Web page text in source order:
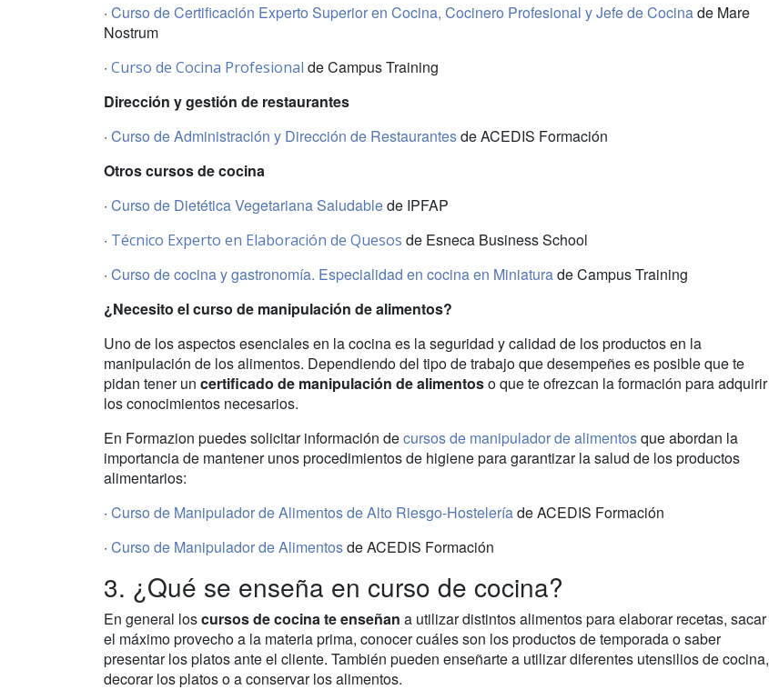
· Curso de Certificación Experto Superior en Cocina, Cocinero Profesional y Jefe de Cocinade Mare
Nostrum
· Curso de Cocina Profesional de Campus Training
Dirección y gestión de restaurantes
· Curso de Administración y Dirección de Restaurantesde ACEDIS Formación
Otros cursos de cocina
· Curso de Dietética Vegetariana Saludablede IPFAP
· Técnico Experto en Elaboración de Quesos de Esneca Business School
· Curso de cocina y gastronomía. Especialidad en cocina en Miniaturade Campus Training
¿Necesito el curso de manipulación de alimentos?
Uno de los aspectos esenciales en la cocina es la seguridad y calidad de los productos en la
manipulación de los alimentos. Dependiendo del tipo de trabajo que desempeñes es posible que te
pidan tener un certificado de manipulación de alimentoso que te ofrezcan la formación para adquirir
los conocimientos necesarios.
En Formazion puedes solicitar información decursos de manipulador de alimentosque abordan la
importancia de mantener unos procedimientos de higiene para garantizar la salud de los productos
alimentarios:
· Curso de Manipulador de Alimentos de Alto Riesgo-Hosteleríade ACEDIS Formación
· Curso de Manipulador de Alimentosde ACEDIS Formación
3. ¿Qué se enseña en curso de cocina?
En general loscursos de cocina te enseñan a utilizar distintos alimentos para elaborar recetas, sacar
el máximo provecho a la materia prima, conocer cuáles son los productos de temporada o saber
presentar los platos ante el cliente. También pueden enseñarte a utilizar diferentes utensilios de cocina,
decorar los platos o a conservar los alimentos.